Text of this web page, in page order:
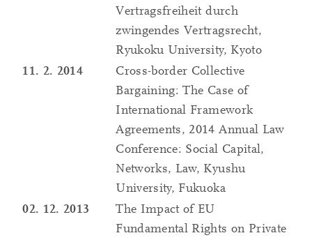
Vertragsfreiheit durch
zwingendes Vertragsrecht,
Ryukoku University, Kyoto
11. 2. 2014
Cross-border Collective
Bargaining: The Case of
International Framework
Agreements, 2014 Annual Law
Conference: Social Capital,
Networks, Law, Kyushu
University, Fukuoka
02. 12. 2013
The Impact of EU
Fundamental Rights on Private